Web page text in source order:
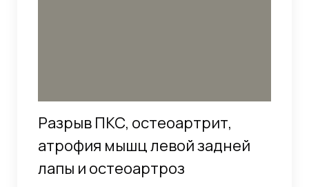
Разрыв ПКС, остеоартрит,
атрофия мышц левой задней
лапы и остеоартроз